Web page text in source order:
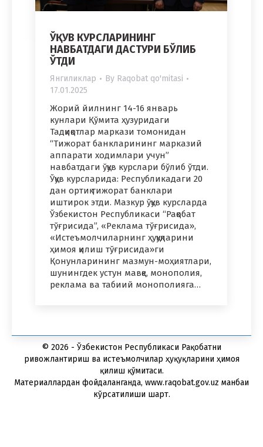
ЎҚУВ КУРСЛАРИНИНГ
НАВБАТДАГИ ДАСТУРИ БЎЛИБ
ЎТДИ
Янгиликлар By Raqobat qo'mitasi
17.01.2025
Жорий йилнинг 14-16 январь
кунлари Қўмита ҳузуридаги
Тадқиқотлар маркази томонидан
“Тижорат банкларининг марказий
аппарати ходимлари учун”
навбатдаги ўқув курслари бўлиб ўтди.
Ўқув курсларида: Республикадаги 20
дан ортиқ тижорат банклари
иштирок этди. Мазкур ўқув курсларда
Ўзбекистон Республикаси “Рақобат
тўғрисида”, «Реклама тўғрисида»,
«Истеъмолчиларнинг ҳуқуқларини
ҳимоя қилиш тўғрисида»ги
Қонунларининг мазмун-моҳиятлари,
шунингдек устун мавқе, монополия,
реклама ва табиий монополияга…
© 2026 - Ўзбекистон Республикаси Рақобатни
ривожлантириш ва истеъмолчилар ҳуқуқларини ҳимоя
қилиш қўмитаси.
Материаллардан фойдаланганда, www.raqobat.gov.uz манбаи
кўрсатилиши шарт.